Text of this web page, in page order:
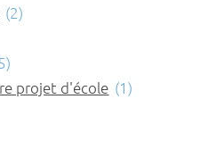
(2)
projet d'école (1)